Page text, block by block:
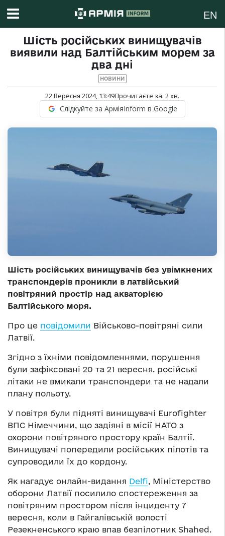
EN
Шість російських винищувачів
виявили над Балтійським морем за
два дні
НОВИНИ
22 Вересня 2024, 13:49Прочитаєте за: 2хв.
Слідкуйте за АрміяInform в Google
Шість російських винищувачів без увімкнених
транспондерів проникли в латвійський
повітряний простір над акваторією
Балтійського моря.
Про це повідомили Військово-повітряні сили
Латвії.
Згідно з їхніми повідомленнями, порушення
були зафіксовані 20 та 21 вересня. російські
літаки не вмикали транспондери та не надали
плану польоту.
У повітря були підняті винищувачі Eurofighter
ВПС Німеччини, що задіяні в місії НАТО з
охорони повітряного простору країн Балтії.
Винищувачі попередили російських пілотів та
супроводили їх до кордону.
Як нагадує онлайн-видання Delfi, Міністерство
оборони Латвії посилило спостереження за
повітряним простором після інциденту 7
вересня, коли в Гайгалівській волості
Резекненського краю впав безпілотник Shahed.